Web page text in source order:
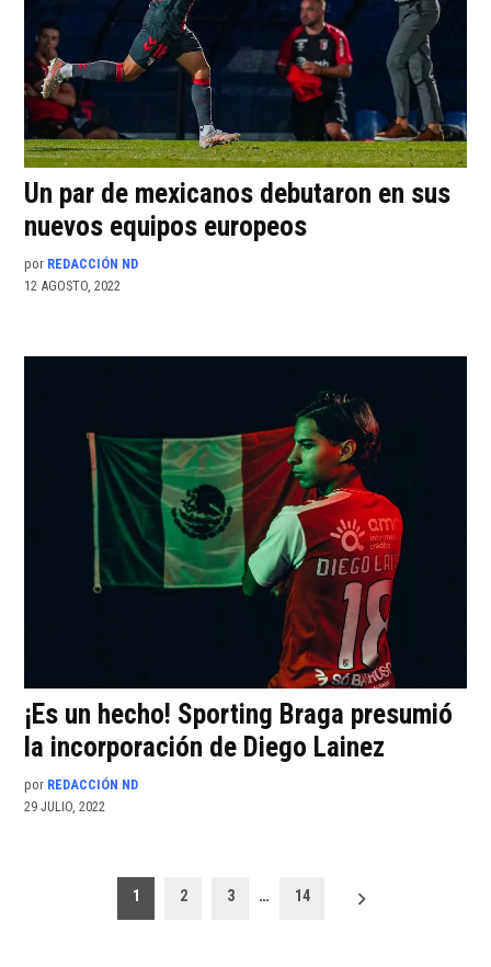
Un par de mexicanos debutaron en sus
nuevos equipos europeos
por REDACCIÓN ND
12 AGOSTO, 2022
¡Es un hecho! Sporting Braga presumió
la incorporación de Diego Lainez
por REDACCIÓN ND
29 JULIO, 2022
Paginación
1 2 3 … 14